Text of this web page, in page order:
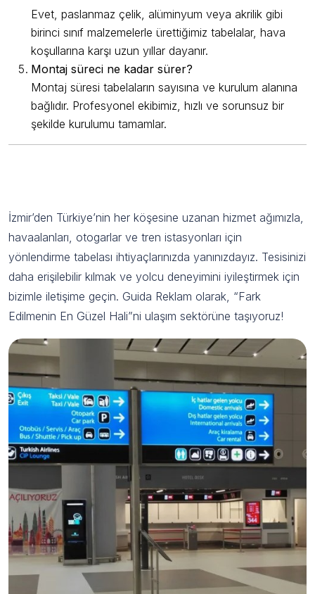
Evet, paslanmaz çelik, alüminyum veya akrilik gibi
birinci sınıf malzemelerle ürettiğimiz tabelalar, hava
koşullarına karşı uzun yıllar dayanır.
Montaj süreci ne kadar sürer?
Montaj süresi tabelaların sayısına ve kurulum alanına
bağlıdır. Profesyonel ekibimiz, hızlı ve sorunsuz bir
şekilde kurulumu tamamlar.
İzmir’den Türkiye’nin her köşesine uzanan hizmet ağımızla,
havaalanları, otogarlar ve tren istasyonları için
yönlendirme tabelası ihtiyaçlarınızda yanınızdayız. Tesisinizi
daha erişilebilir kılmak ve yolcu deneyimini iyileştirmek için
bizimle iletişime geçin. Guida Reklam olarak, “Fark
Edilmenin En Güzel Hali”ni ulaşım sektörüne taşıyoruz!